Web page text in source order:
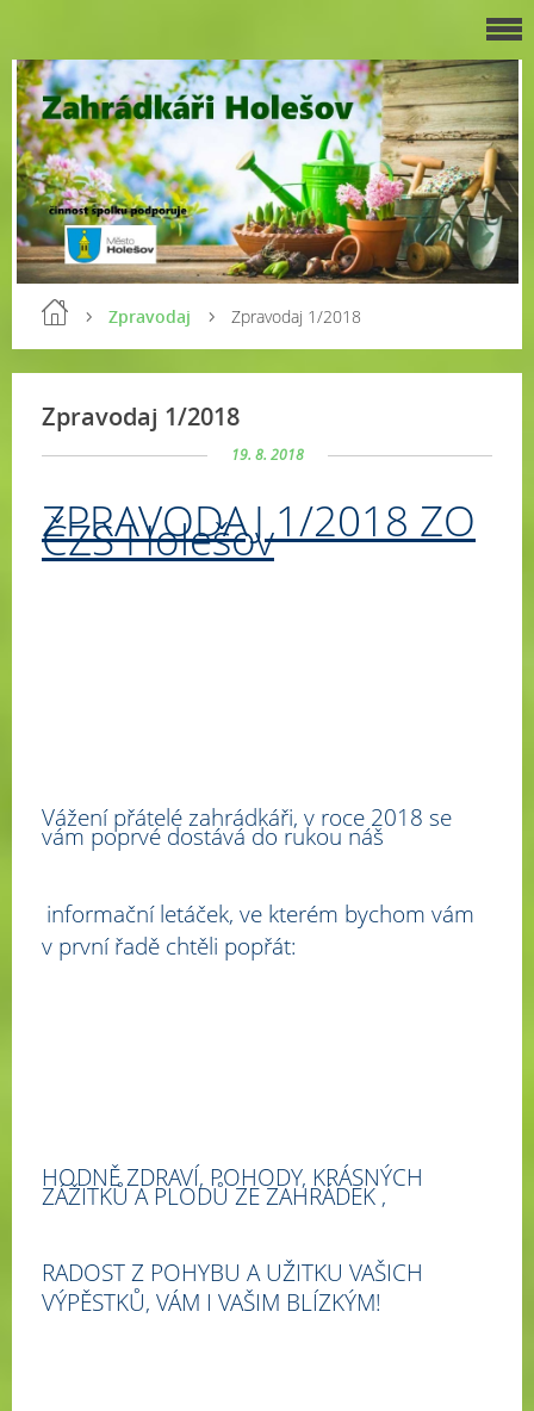
Zpravodaj Zpravodaj 1/2018
Zpravodaj 1/2018
19. 8. 2018
ZPRAVODAJ 1/2018 ZO
ČZS Holešov
Vážení přátelé zahrádkáři, v roce 2018 se
vám poprvé dostává do rukou náš
informační letáček, ve kterém bychom vám
v první řadě chtěli popřát:
HODNĚ ZDRAVÍ, POHODY, KRÁSNÝCH
ZÁŽITKŮ A PLODŮ ZE ZAHRÁDEK ,
RADOST Z POHYBU A UŽITKU VAŠICH
VÝPĚSTKŮ, VÁM I VAŠIM BLÍZKÝM!